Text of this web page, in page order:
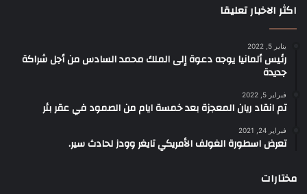
اكثر الاخبار تعليقا
يناير 5, 2022
رئيس ألمانيا يوجه دعوة إلى الملك محمد السادس من أجل شراكة
جديدة
فبراير 5, 2022
تم انقاد ريان المعجزة بعد خمسة ايام من الصمود في عقر بئر
فبراير 24, 2021
تعرض اسطورة الغولف الأمريكي تايغر وودز لحادث سير.
مختارات